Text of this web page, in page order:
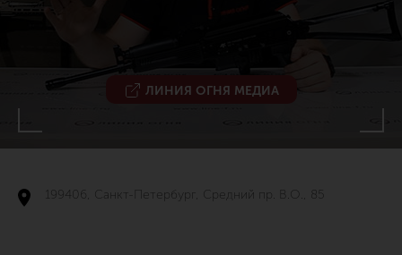
ЛИНИЯ ОГНЯ МЕДИА
199406, Санкт-Петербург, Средний пр. В.О., 85